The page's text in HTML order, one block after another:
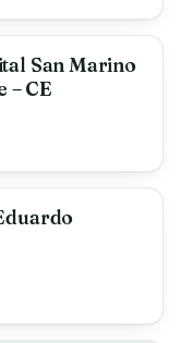
San Marino
– CE